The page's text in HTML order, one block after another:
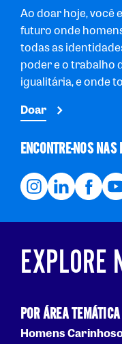
Ao doar hoje, você
futuro onde
todas as
poder e o trabalho
igualitária, e onde
Doar
ENCONTRE-NOS
EXPLORE
POR ÁREA TEMÁTICA
Homens